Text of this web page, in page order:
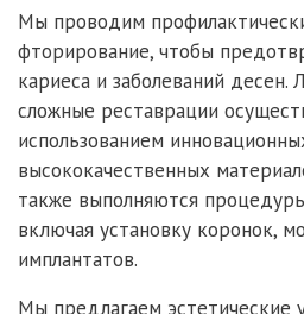
Мы проводим
фторирование, чтобы
кариеса и заболеваний десен.
сложные реставрации
использованием
высококачественных
также выполняются
включая установку коронок,
имплантатов.
Мы предлагаем эстетические